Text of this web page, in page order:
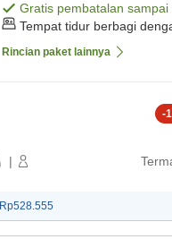
Gratis pembatalan sampai
Tempat tidur berbagi
Rincian paket lainnya
|
-
Rp528.555